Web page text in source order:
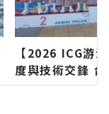
【2026 ICG游
度與技術交鋒
花蓮新聞網官方